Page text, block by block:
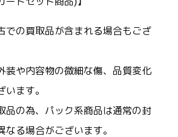
での買取品が含まれる場合もござ
装や内容物の微細な傷、品質変化
います。
品の為、パック系商品は通常の封
なる場合がございます。